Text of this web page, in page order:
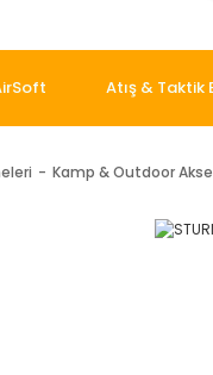
Atış & Taktik
Kamp & Outdoor